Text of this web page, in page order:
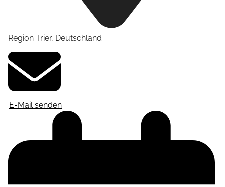
Region Trier, Deutschland
E-Mail senden